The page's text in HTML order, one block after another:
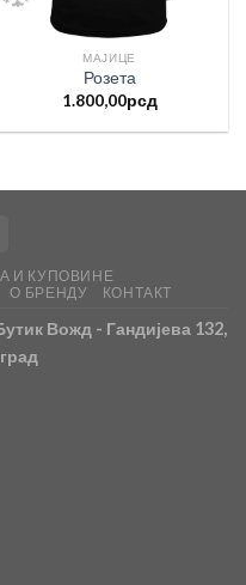
МАЈИЦЕ
Розета
1.800,00рсд
И КУПОВИНЕ
О БРЕНДУ КОНТАКТ
Вожд - Гандијева 132,